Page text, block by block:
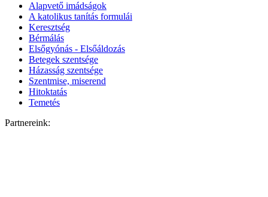
Alapvető imádságok
A katolikus tanítás formulái
Keresztség
Bérmálás
Elsőgyónás - Elsőáldozás
Betegek szentsége
Házasság szentsége
Szentmise, miserend
Hitoktatás
Temetés
Partnereink: